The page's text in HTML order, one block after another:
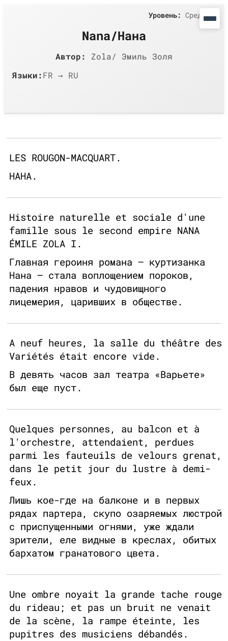
Nana/Нана
Автор:
Zola/ Эмиль Золя
Языки:FR → RU
Уровень: Средний
LES ROUGON-MACQUART.
НАНА.
Histoire naturelle et sociale d'une
famille sous le second empire NANA
ÉMILE ZOLA I.
Главная героиня романа — куртизанка
Нана — стала воплощением пороков,
падения нравов и чудовищного
лицемерия, царивших в обществе.
A neuf heures, la salle du théâtre des
Variétés était encore vide.
В девять часов зал театра «Варьете»
был еще пуст.
Quelques personnes, au balcon et à
l'orchestre, attendaient, perdues
parmi les fauteuils de velours grenat,
dans le petit jour du lustre à demi-
feux.
Лишь кое-где на балконе и в первых
рядах партера, скупо озаряемых люстрой
с приспущенными огнями, уже ждали
зрители, еле видные в креслах, обитых
бархатом гранатового цвета.
Une ombre noyait la grande tache rouge
du rideau; et pas un bruit ne venait
de la scène, la rampe éteinte, les
pupitres des musiciens débandés.